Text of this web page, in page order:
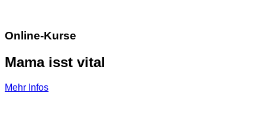
Online-Kurse
Mama isst vital
Mehr Infos